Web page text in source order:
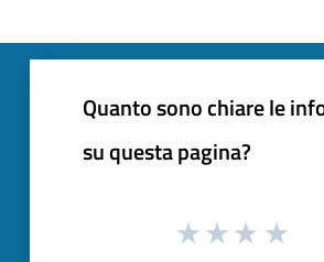
Quanto sono chiare le
su questa pagina?